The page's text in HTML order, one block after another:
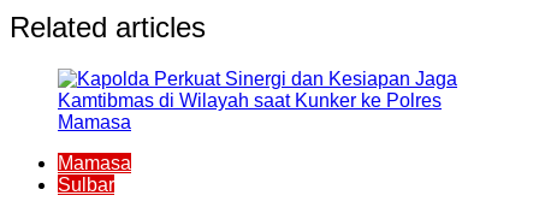
Related articles
Mamasa
Sulbar